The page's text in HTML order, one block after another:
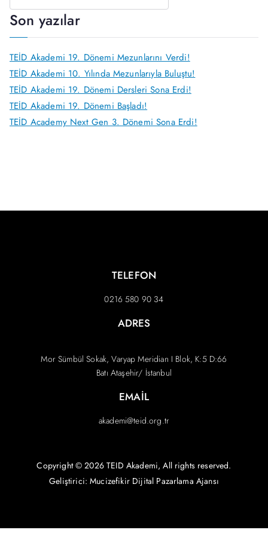
Son yazılar
TEİD Akademi 19. Dönemi Mezunlarını Verdi!
TEİD Akademi 10. Yılında Mezunlarıyla Buluştu!
TEİD Akademi 19. Dönemi Dersleri Sona Erdi!
TEİD Akademi 19. Dönemi Başladı!
TEİD Academy Next Gen 3. Dönemi Sona Erdi!
TELEFON
0216 580 90 34
ADRES
Mor Sümbül Sokak, Varyap Meridian I Blok, K:5 D:66
Batı Ataşehir/ İstanbul
EMAIL
akademi@teid.org.tr
Copyright © 2026 TEID Akademi, All rights reserved.
Geliştirici: Mucizefikir Dijital Pazarlama Ajansı